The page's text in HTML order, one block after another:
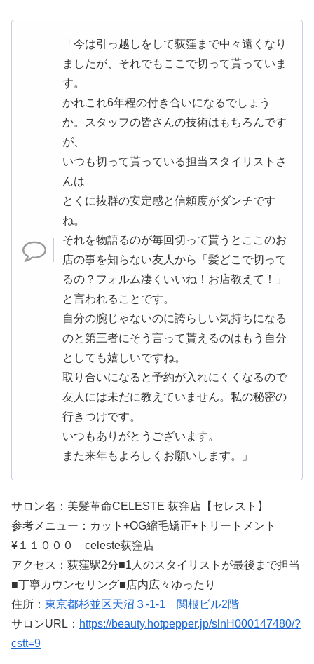
「今は引っ越しをして荻窪まで中々遠くなり
ましたが、それでもここで切って貰っていま
す。
かれこれ6年程の付き合いになるでしょう
か。スタッフの皆さんの技術はもちろんです
が、
いつも切って貰っている担当スタイリストさ
んは
とくに抜群の安定感と信頼度がダンチです
ね。
それを物語るのが毎回切って貰うとここのお
店の事を知らない友人から「髪どこで切って
るの？フォルム凄くいいね！お店教えて！」
と言われることです。
自分の腕じゃないのに誇らしい気持ちになる
のと第三者にそう言って貰えるのはもう自分
としても嬉しいですね。
取り合いになると予約が入れにくくなるので
友人には未だに教えていません。私の秘密の
行きつけです。
いつもありがとうございます。
また来年もよろしくお願いします。」
サロン名：美髪革命CELESTE 荻窪店【セレスト】
参考メニュー：カット+OG縮毛矯正+トリートメント
¥１１０００ celeste荻窪店
アクセス：荻窪駅2分■1人のスタイリストが最後まで担当
■丁寧カウンセリング■店内広々ゆったり
住所： 東京都杉並区天沼３-1-1 関根ビル2階
サロンURL： https://beauty.hotpepper.jp/slnH000147480/?
cstt=9